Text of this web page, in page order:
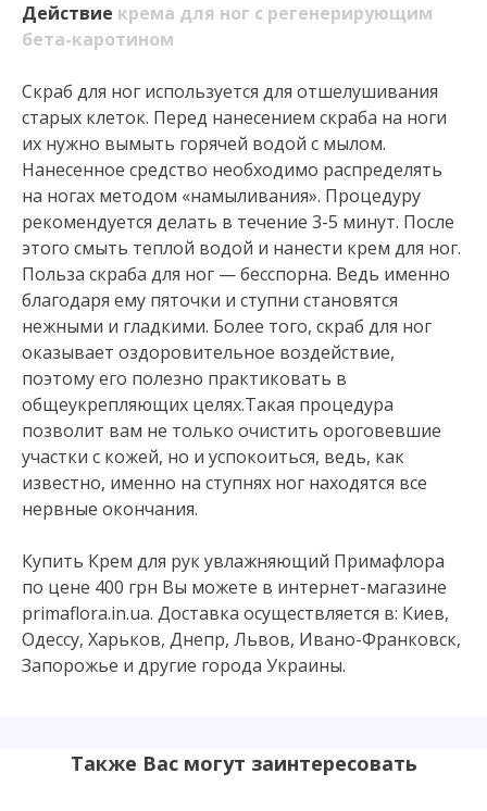
Действие крема для ног с регенерирующим
бета-каротином
Скраб для ног используется для отшелушивания
старых клеток. Перед нанесением скраба на ноги
их нужно вымыть горячей водой с мылом.
Нанесенное средство необходимо распределять
на ногах методом «намыливания». Процедуру
рекомендуется делать в течение 3-5 минут. После
этого смыть теплой водой и нанести крем для ног.
Польза скраба для ног — бесспорна. Ведь именно
благодаря ему пяточки и ступни становятся
нежными и гладкими. Более того, скраб для ног
оказывает оздоровительное воздействие,
поэтому его полезно практиковать в
общеукрепляющих целях.Такая процедура
позволит вам не только очистить ороговевшие
участки с кожей, но и успокоиться, ведь, как
известно, именно на ступнях ног находятся все
нервные окончания.
Купить Крем для рук увлажняющий Примафлора
по цене 400 грн Вы можете в интернет-магазине
primaflora.in.ua. Доставка осуществляется в: Киев,
Одессу, Харьков, Днепр, Львов, Ивано-Франковск,
Запорожье и другие города Украины.
Также Вас могут заинтересовать